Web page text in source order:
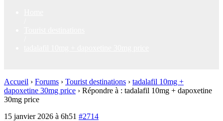
Accueil › Forums › Tourist destinations › tadalafil 10mg +
dapoxetine 30mg price › Répondre à : tadalafil 10mg + dapoxetine
30mg price
15 janvier 2026 à 6h51 #2714